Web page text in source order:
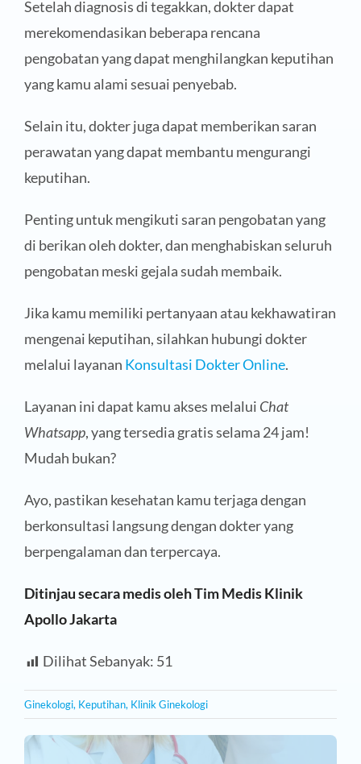
Setelah diagnosis di tegakkan, dokter dapat
merekomendasikan beberapa rencana
pengobatan yang dapat menghilangkan keputihan
yang kamu alami sesuai penyebab.
Selain itu, dokter juga dapat memberikan saran
perawatan yang dapat membantu mengurangi
keputihan.
Penting untuk mengikuti saran pengobatan yang
di berikan oleh dokter, dan menghabiskan seluruh
pengobatan meski gejala sudah membaik.
Jika kamu memiliki pertanyaan atau kekhawatiran
mengenai keputihan, silahkan hubungi dokter
melalui layanan Konsultasi Dokter Online.
Layanan ini dapat kamu akses melalui Chat
Whatsapp, yang tersedia gratis selama 24 jam!
Mudah bukan?
Ayo, pastikan kesehatan kamu terjaga dengan
berkonsultasi langsung dengan dokter yang
berpengalaman dan terpercaya.
Ditinjau secara medis oleh Tim Medis Klinik
Apollo Jakarta
Dilihat Sebanyak: 51
Ginekologi, Keputihan, Klinik Ginekologi